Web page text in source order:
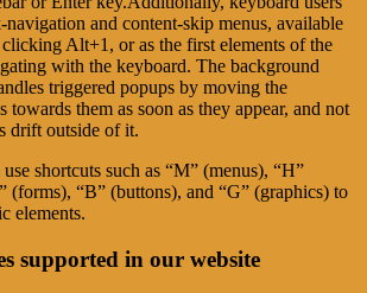
and content-skip menus, available
Alt+1, or as the first elements of the
with the keyboard. The background
triggered popups by moving the
towards them as soon as they appear, and not
drift outside of it.
shortcuts such as “M” (menus), “H”
(forms), “B” (buttons), and “G” (graphics) to
elements.
supported in our website